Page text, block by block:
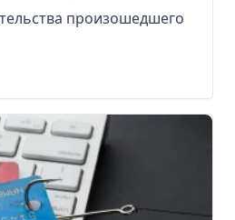
произошедшего